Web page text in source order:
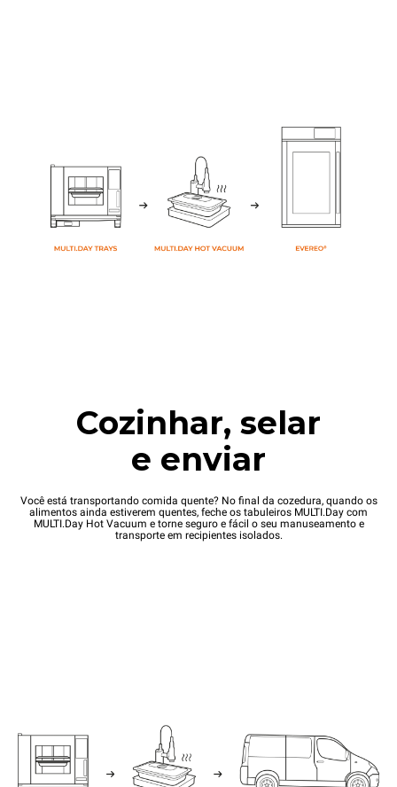
Cozinhar, selar
e enviar
Você está transportando comida quente? No final da cozedura, quando os
alimentos ainda estiverem quentes, feche os tabuleiros MULTI.Day com
MULTI.Day Hot Vacuum e torne seguro e fácil o seu manuseamento e
transporte em recipientes isolados.